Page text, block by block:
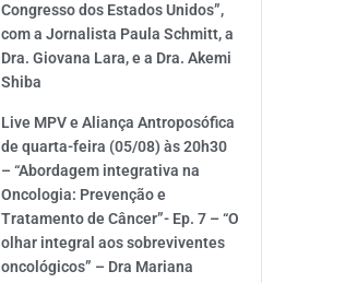
Congresso dos Estados Unidos”,
com a Jornalista Paula Schmitt, a
Dra. Giovana Lara, e a Dra. Akemi
Shiba
Live MPV e Aliança Antroposófica
de quarta-feira (05/08) às 20h30
– “Abordagem integrativa na
Oncologia: Prevenção e
Tratamento de Câncer”- Ep. 7 – “O
olhar integral aos sobreviventes
oncológicos” – Dra Mariana